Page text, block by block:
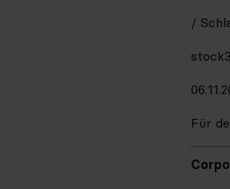
/
Für